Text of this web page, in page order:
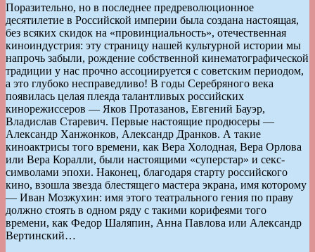
Поразительно, но в последнее предреволюционное
десятилетие в Российской империи была создана настоящая,
без всяких скидок на «провинциальность», отечественная
киноиндустрия: эту страницу нашей культурной истории мы
напрочь забыли, рождение собственной кинематографической
традиции у нас прочно ассоциируется с советским периодом,
а это глубоко несправедливо! В годы Серебряного века
появилась целая плеяда талантливых российских
кинорежиссеров — Яков Протазанов, Евгений Бауэр,
Владислав Старевич. Первые настоящие продюсеры —
Александр Ханжонков, Александр Дранков. А такие
киноактрисы того времени, как Вера Холодная, Вера Орлова
или Вера Коралли, были настоящими «суперстар» и секс-
символами эпохи. Наконец, благодаря старту российского
кино, взошла звезда блестящего мастера экрана, имя которому
— Иван Мозжухин: имя этого театрального гения по праву
должно стоять в одном ряду с такими корифеями того
времени, как Федор Шаляпин, Анна Павлова или Александр
Вертинский…